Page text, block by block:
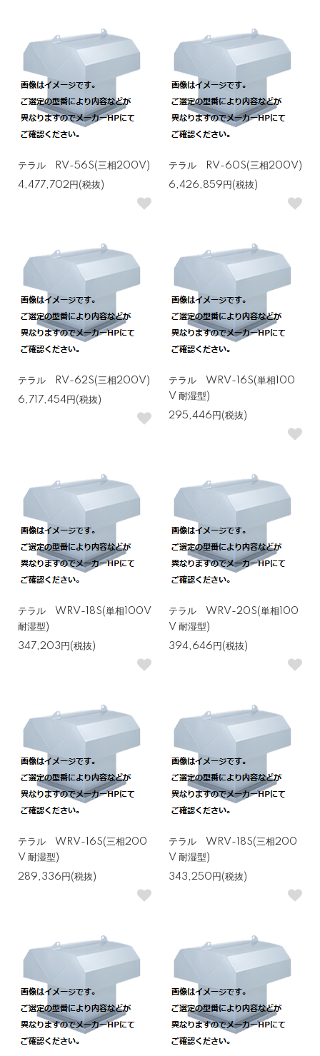
テラル RV-56S(三相200V)
4,477,702円(税抜)
テラル RV-60S(三相200V)
6,426,859円(税抜)
テラル RV-62S(三相200V)
6,717,454円(税抜)
テラル WRV-16S(単相100
V 耐湿型)
295,446円(税抜)
テラル WRV-18S(単相100V
耐湿型)
347,203円(税抜)
テラル WRV-20S(単相100
V 耐湿型)
394,646円(税抜)
テラル WRV-16S(三相200
V 耐湿型)
289,336円(税抜)
テラル WRV-18S(三相200
V 耐湿型)
343,250円(税抜)